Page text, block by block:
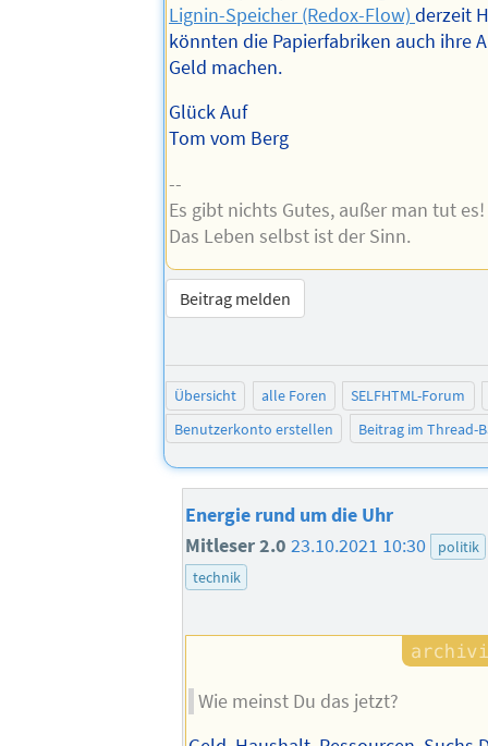
Lignin-Speicher (Redox-Flow)derzeit
könnten die Papierfabriken auch ihre
Geld machen.
Glück Auf
Tom vom Berg
--
Es gibt nichts Gutes, außer man tut es!
Das Leben selbst ist der Sinn.
Beitrag melden
Übersicht alle Foren
SELFHTML-Forum
Benutzerkonto erstellen
Beitrag im Thread-
Energie rund um die Uhr
Mitleser 2.0 23.10.2021 10:30
politik
technik
Wie meinst Du das jetzt?